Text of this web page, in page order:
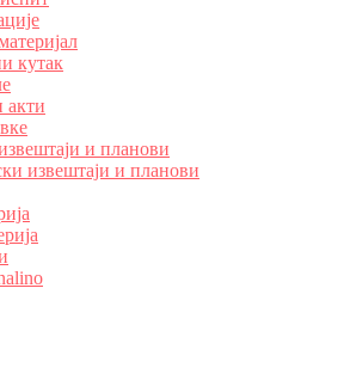
кутак
акти
и планови
извештаји и планови